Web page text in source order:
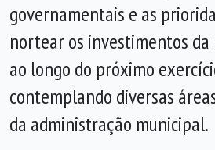
governamentais e as
nortear os investimentos
ao longo do próximo
contemplando diversas
da administração municipal.